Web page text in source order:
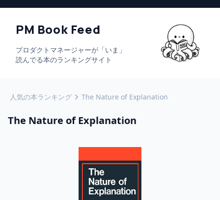
PM Book Feed
プロダクトマネージャーが「いま」
読んでる本のランキングサイト
人気の本ランキング The Nature of Explanation
The Nature of Explanation